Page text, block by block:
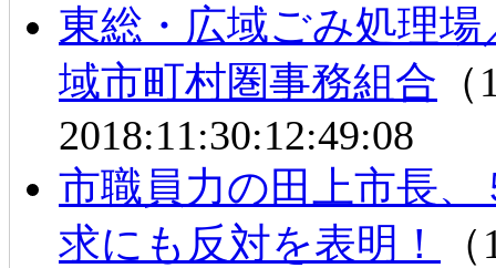
東総・広域ごみ処理
域市町村圏事務組合
2018:11:30:12:49:08
市職員力の田上市長
求にも反対を表明！